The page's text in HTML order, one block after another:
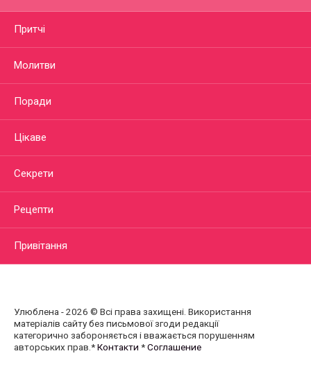
Притчі
Молитви
Поради
Цікаве
Секрети
Рецепти
Привітання
Улюблена - 2026 © Всі права захищені. Використання
матеріалів сайту без письмової згоди редакції
категорично забороняється і вважається порушенням
авторських прав.*Контакти *Соглашение